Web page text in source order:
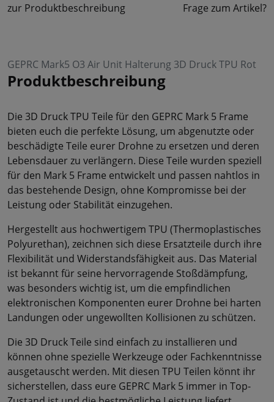
zur Produktbeschreibung Frage zum Artikel?
GEPRC Mark5 O3 Air Unit Halterung 3D Druck TPU Rot
Produktbeschreibung
Die 3D Druck TPU Teile für den GEPRC Mark 5 Frame
bieten euch die perfekte Lösung, um abgenutzte oder
beschädigte Teile eurer Drohne zu ersetzen und deren
Lebensdauer zu verlängern. Diese Teile wurden speziell
für den Mark 5 Frame entwickelt und passen nahtlos in
das bestehende Design, ohne Kompromisse bei der
Leistung oder Stabilität einzugehen.
Hergestellt aus hochwertigem TPU (Thermoplastisches
Polyurethan), zeichnen sich diese Ersatzteile durch ihre
Flexibilität und Widerstandsfähigkeit aus. Das Material
ist bekannt für seine hervorragende Stoßdämpfung,
was besonders wichtig ist, um die empfindlichen
elektronischen Komponenten eurer Drohne bei harten
Landungen oder ungewollten Kollisionen zu schützen.
Die 3D Druck Teile sind einfach zu installieren und
können ohne spezielle Werkzeuge oder Fachkenntnisse
ausgetauscht werden. Mit diesen TPU Teilen könnt ihr
sicherstellen, dass eure GEPRC Mark 5 immer in Top-